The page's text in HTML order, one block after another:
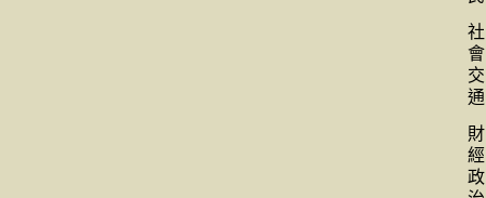
社
會
交
通
財
經
政